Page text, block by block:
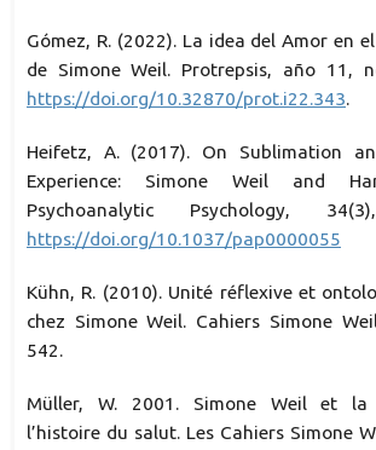
Gómez, R. (2022). La idea del Amor en
de Simone Weil. Protrepsis, año 11,
https://doi.org/10.32870/prot.i22.343.
Heifetz, A. (2017). On Sublimation
Experience: Simone Weil and
Psychoanalytic Psychology,
https://doi.org/10.1037/pap0000055
Kühn, R. (2010). Unité réflexive et
chez Simone Weil. Cahiers Simone
542.
Müller, W. 2001. Simone Weil et la
l’histoire du salut. Les Cahiers Simone